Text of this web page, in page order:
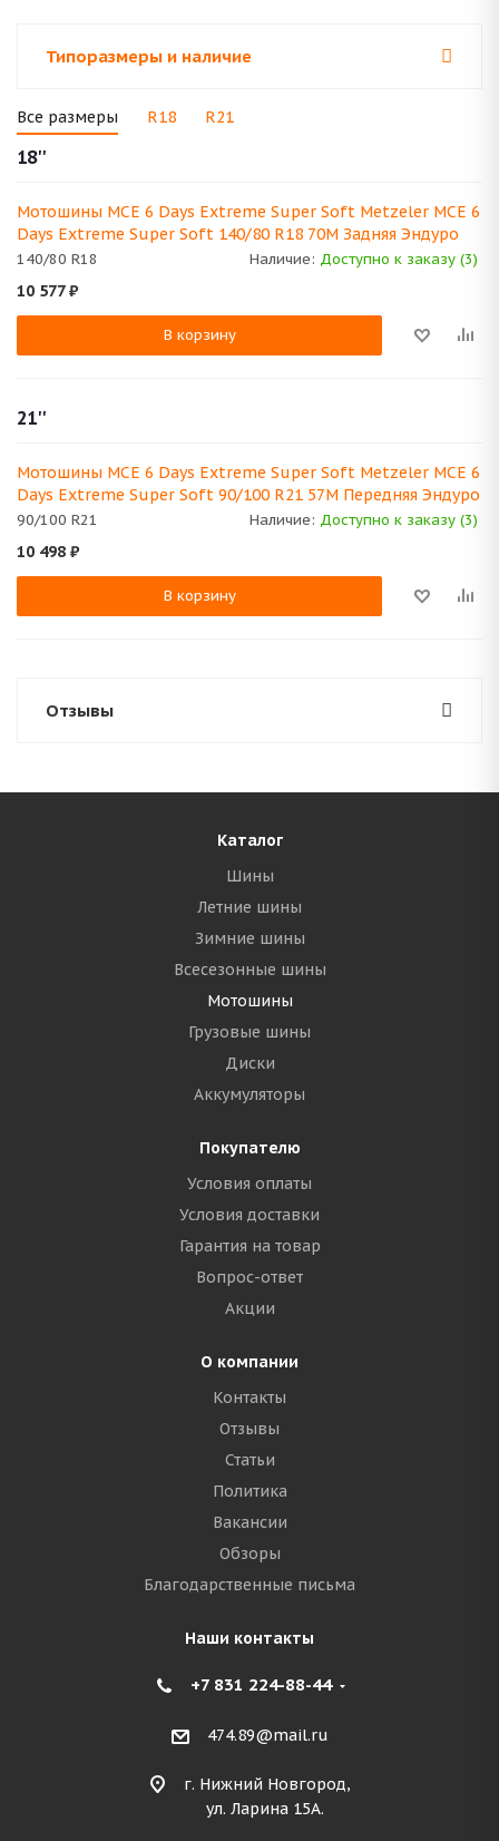
Типоразмеры и наличие
Все размеры R18 R21
18''
Мотошины MCE 6 Days Extreme Super Soft Metzeler MCE 6
Days Extreme Super Soft 140/80 R18 70M Задняя Эндуро
140/80 R18 Наличие: Доступно к заказу (3)
10 577₽
В корзину
21''
Мотошины MCE 6 Days Extreme Super Soft Metzeler MCE 6
Days Extreme Super Soft 90/100 R21 57M Передняя Эндуро
90/100 R21 Наличие: Доступно к заказу (3)
10 498 ₽
В корзину
Отзывы
Каталог
Шины
Летние шины
Зимние шины
Всесезонные шины
Мотошины
Грузовые шины
Диски
Аккумуляторы
Покупателю
Условия оплаты
Условия доставки
Гарантия на товар
Вопрос-ответ
Акции
О компании
Контакты
Отзывы
Статьи
Политика
Вакансии
Обзоры
Благодарственные письма
Наши контакты
+7 831 224-88-44
474.89@mail.ru
г. Нижний Новгород,
ул. Ларина 15А.